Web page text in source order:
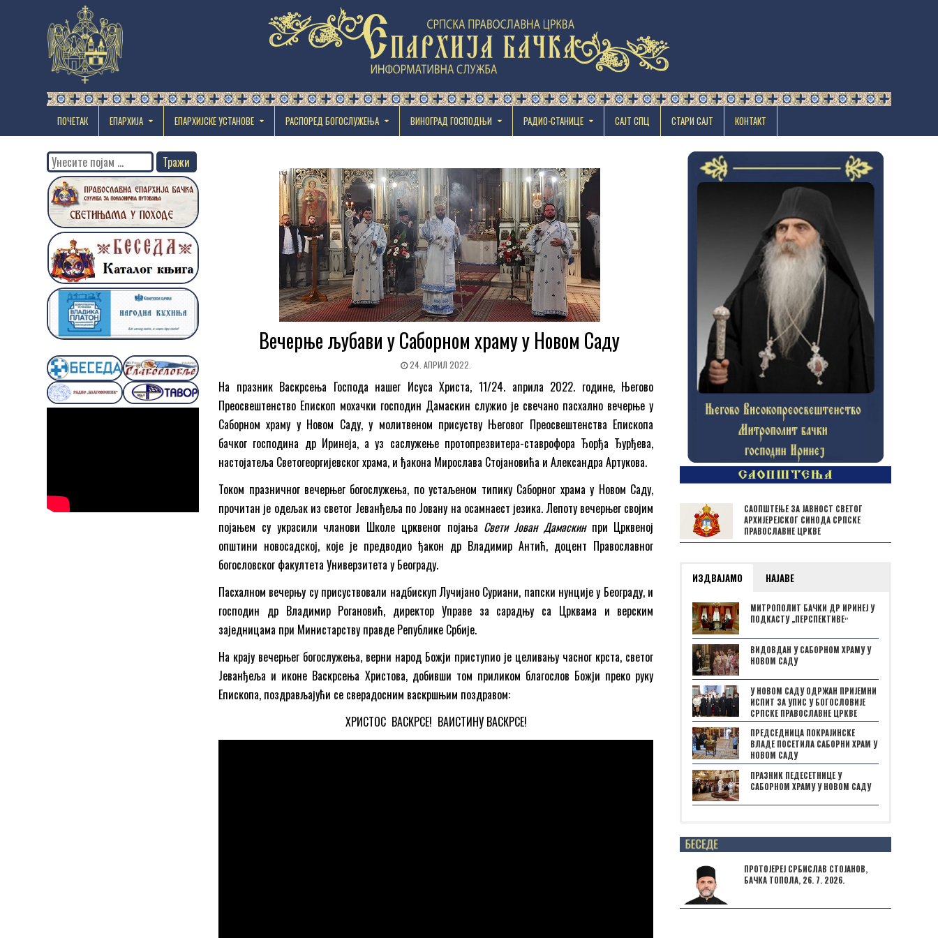
ПОЧЕТАК ЕПАРХИЈА EПАРХИЈСКЕ УСТАНОВЕ РАСПОРЕД БОГОСЛУЖЕЊА ВИНОГРАД ГОСПОДЊИ РАДИО-СТАНИЦЕ САЈТ СПЦ СТАРИ САЈТ КОНТАКТ
Вечерње љубави у Саборном храму у Новом Саду
24. АПРИЛ 2022.
На празник Васкрсења Господа нашег Исуса Христа, 11/24. априла 2022. године, Његово
Преосвештенство Епископ мохачки господин Дамаскин служио је свечано пасхално вечерње у
Саборном храму у Новом Саду, у молитвеном присуству Његовог Преосвештенства Епископа
бачког господина др Иринеја, а уз саслужење протопрезвитера-ставрофора Ђорђа Ђурђева,
настојатеља Светогеоргијевског храма, и ђакона Мирослава Стојановића и Александра Артукова.
Током празничног вечерњег богослужења, по устаљеном типику Саборног храма у Новом Саду,
прочитан је одељак из светог Јеванђеља по Јовану на осамнаест језика. Лепоту вечерњег својим
појањем су украсили чланови Школе црквеног појања Свети Јован Дамаскинпри Црквеној
општини новосадској, које је предводио ђакон др Владимир Антић, доцент Православног
богословског факултета Универзитета у Београду.
Пасхалном вечерњу су присуствовали надбискуп Лучијано Суриани, папски нунције у Београду, и
господин др Владимир Рогановић, директор Управе за сарадњу са Црквама и верским
заједницама при Министарству правде Републике Србије.
На крају вечерњег богослужења, верни народ Божји приступио је целивању часног крста, светог
Јеванђеља и иконе Васкрсења Христова, добивши том приликом благослов Божји преко руку
Епископа, поздрављајући се сверадосним васкршњим поздравом:
ХРИСТОС ВАСКРСЕ! ВАИСТИНУ ВАСКРСЕ!
Search
for:
САОПШТЕЊЕ ЗА ЈАВНОСТ СВЕТОГ
АРХИЈЕРЕЈСКОГ СИНОДА СРПСКЕ
ПРАВОСЛАВНЕ ЦРКВЕ
ИЗДВАЈАМО НАЈАВЕ
МИТРОПОЛИТ БАЧКИ ДР ИРИНЕЈ У
ПОДКАСТУ „ПЕРСПЕКТИВЕˮ
ВИДОВДАН У САБОРНОМ ХРАМУ У
НОВОМ САДУ
У НОВОМ САДУ ОДРЖАН ПРИЈЕМНИ
ИСПИТ ЗА УПИС У БОГОСЛОВИЈЕ
СРПСКЕ ПРАВОСЛАВНЕ ЦРКВЕ
ПРЕДСЕДНИЦА ПОКРАЈИНСКЕ
ВЛАДЕ ПОСЕТИЛА САБОРНИ ХРАМ У
НОВОМ САДУ
ПРАЗНИК ПЕДЕСЕТНИЦЕ У
САБОРНОМ ХРАМУ У НОВОМ САДУ
Posts not found
ПРОТОЈЕРЕЈ СРБИСЛАВ СТОЈАНОВ,
БАЧКА ТОПОЛА, 26. 7. 2026.